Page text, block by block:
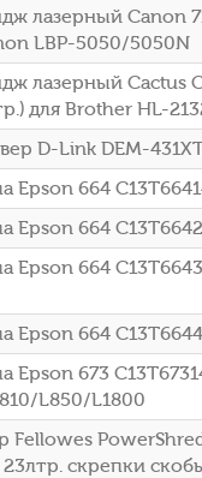
лазерный Canon
LBP-5050/5050N
лазерный Cactus
для Brother HL-
D-Link DEM-
Epson 664
Epson 664
Epson 664
Epson 664
Epson 673
L850/L1800
Fellowes
23лтр. скрепки